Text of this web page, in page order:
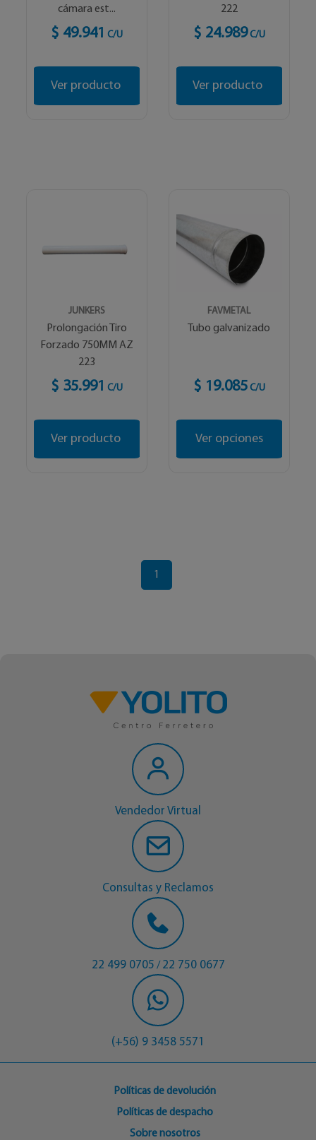
cámara est...
$ 49.941 C/U
Ver producto
222
$ 24.989 C/U
Ver producto
JUNKERS
Prolongación Tiro
Forzado 750MM AZ
223
$ 35.991 C/U
Ver producto
FAVMETAL
Tubo galvanizado
$ 19.085 C/U
Ver opciones
1
Vendedor Virtual
Consultas y Reclamos
22 499 0705 / 22 750 0677
(+56) 9 3458 5571
Políticas de devolución
Políticas de despacho
Sobre nosotros